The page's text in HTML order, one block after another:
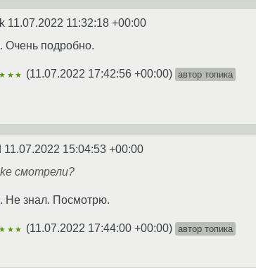
11.07.2022 11:32:18 +00:00
Очень подробно.
(11.07.2022 17:42:56 +00:00) автор топика
11.07.2022 15:04:53 +00:00
смотрели?
Не знал. Посмотрю.
(11.07.2022 17:44:00 +00:00) автор топика